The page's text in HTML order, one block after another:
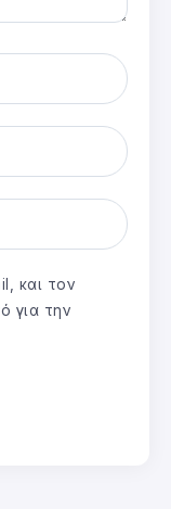
και τον
για την